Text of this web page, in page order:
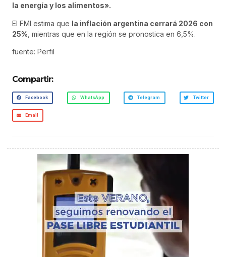
la energía y los alimentos».
El FMI estima que la inflación argentina cerrará 2026 con
25% , mientras que en la región se pronostica en 6,5%.
fuente: Perfil
Compartir:
Facebook WhatsApp Telegram Twitter
Email